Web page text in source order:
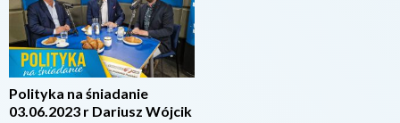
Polityka na śniadanie
03.06.2023 r Dariusz Wójcik